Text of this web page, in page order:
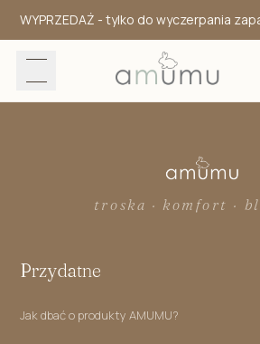
WYPRZEDAŻ - tylko do wyczerpania
troska · komfort ·
Przydatne
Jak dbać o produkty AMUMU?